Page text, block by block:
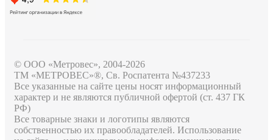
© ООО «Метровес», 2004-2026
ТМ «МЕТРОВЕС»®, Св. Роспатента №4​3​7​2​3​3
Все указанные на сайте цены носят информационный
характер и не являются публичной офертой (ст. 437 ГК
РФ)
Все товарные знаки и логотипы являются
собственностью их правообладателей. Использование